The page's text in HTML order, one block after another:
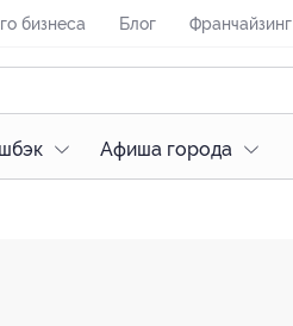
бизнеса Блог Франчайзинг
Афиша города